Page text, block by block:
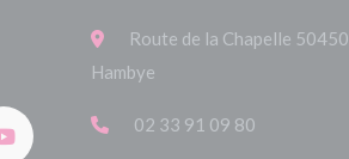
Route de la Chapelle 50450
Hambye
02 33 91 09 80